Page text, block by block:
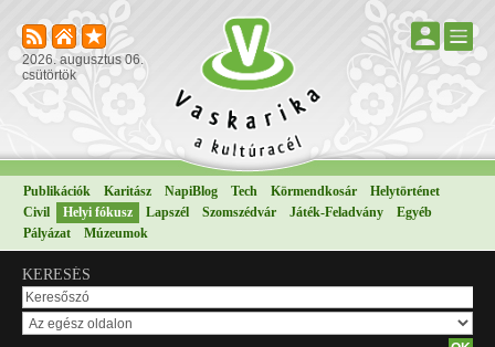
2026. augusztus 06.
csütörtök
Publikációk Karitász NapiBlog Tech Körmendkosár
Helytörténet
Civil
Helyi fókusz Lapszél Szomszédvár Játék-Feladvány
Egyéb
Pályázat
Múzeumok
KERESÉS